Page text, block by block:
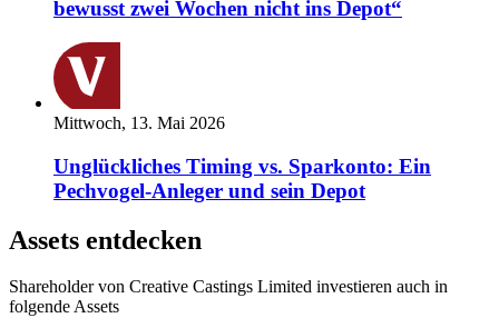
bewusst zwei Wochen nicht ins Depot“
Mittwoch, 13. Mai 2026
Unglückliches Timing vs. Sparkonto: Ein
Pechvogel-Anleger und sein Depot
Assets entdecken
Shareholder von Creative Castings Limited investieren auch in
folgende Assets